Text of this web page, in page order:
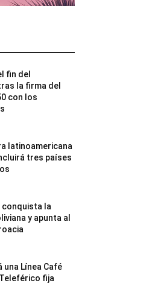
fin del
la firma del
con los
latinoamericana
tres países
conquista la
y apunta al
una Línea Café
fija